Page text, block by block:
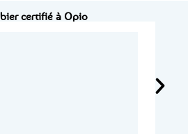
certifié à Opio